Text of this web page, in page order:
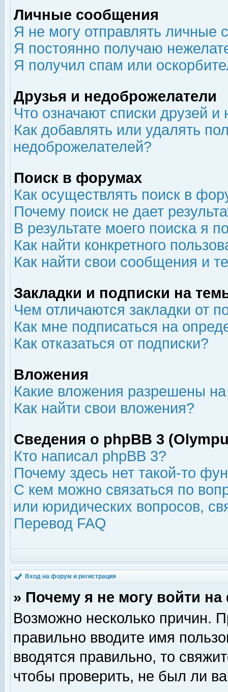
Личные сообщения
Я не могу отправлять личные
Я постоянно получаю
Я получил спам или
Друзья и недоброжелатели
Что означают списки друзей
Как добавлять или удалять
недоброжелателей?
Поиск в форумах
Как осуществлять поиск в
Почему поиск не дает
В результате моего поиска я
Как найти конкретного
Как найти свои сообщения и
Закладки и подписки на
Чем отличаются закладки от
Как мне подписаться на
Как отказаться от подписки?
Вложения
Какие вложения разрешены
Как найти свои вложения?
Сведения о phpBB 3
Кто написал phpBB 3?
Почему здесь нет такой-то
С кем можно связаться по
или юридических вопросов,
Перевод FAQ
Вход на форум и регистрация
» Почему я не могу войти
Возможно несколько причин.
правильно вводите имя
вводятся правильно, то
чтобы проверить, не был ли